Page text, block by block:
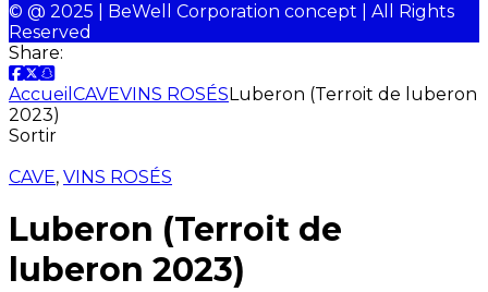
© @ 2025 | BeWell Corporation concept | All Rights
Reserved
Share:
Accueil CAVEVINS ROSÉSLuberon (Terroit de luberon
2023)
Sortir
CAVE, VINS ROSÉS
Luberon (Terroit de
luberon 2023)